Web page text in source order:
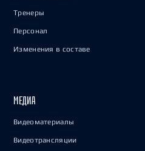
Тренеры
Персонал
Изменения в составе
МЕДИА
Видеоматериалы
Видеотрансляции